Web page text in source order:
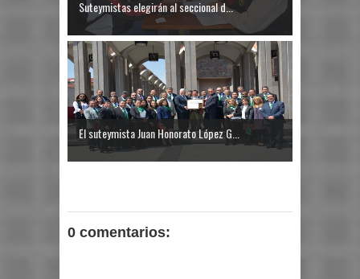
Suteymistas elegirán al seccional d...
El suteymista Juan Honorato López G...
0 comentarios: